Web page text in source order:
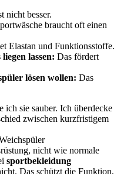
nicht besser.
braucht oft einen
Elastan und Funktionsstoffe.
lassen: Das fördert
lösen wollen: Das
sie sauber. Ich überdecke
zwischen kurzfristigem
nicht wie normale
sportbekleidung
Das schützt die Funktion,